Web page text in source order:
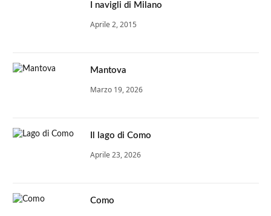
I navigli di Milano
Aprile 2, 2015
Mantova
Marzo 19, 2026
Il lago di Como
Aprile 23, 2026
Como